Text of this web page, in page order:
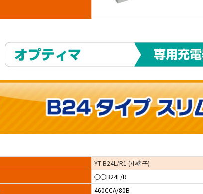
YT-B24L/R1 (小端子)
○○B24L/R
460CCA/80B